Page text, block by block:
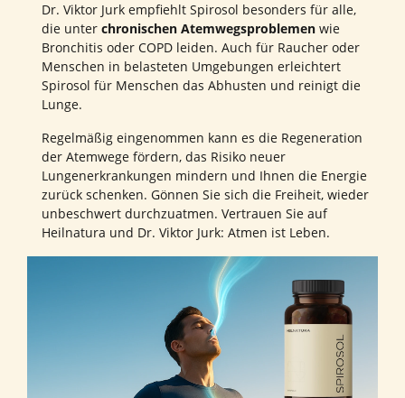
Dr. Viktor Jurk empfiehlt Spirosol besonders für alle,
die unter chronischen Atemwegsproblemen wie
Bronchitis oder COPD leiden. Auch für Raucher oder
Menschen in belasteten Umgebungen erleichtert
Spirosol für Menschen das Abhusten und reinigt die
Lunge.
Regelmäßig eingenommen kann es die Regeneration
der Atemwege fördern, das Risiko neuer
Lungenerkrankungen mindern und Ihnen die Energie
zurück schenken. Gönnen Sie sich die Freiheit, wieder
unbeschwert durchzuatmen. Vertrauen Sie auf
Heilnatura und Dr. Viktor Jurk: Atmen ist Leben.